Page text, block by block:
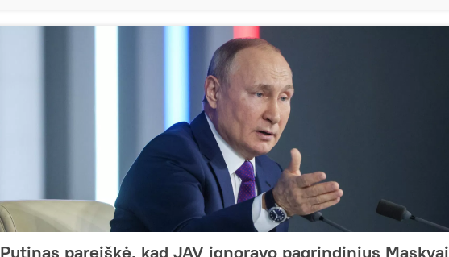
Putinas pareiškė, kad JAV ignoravo pagrindinius Maskvai